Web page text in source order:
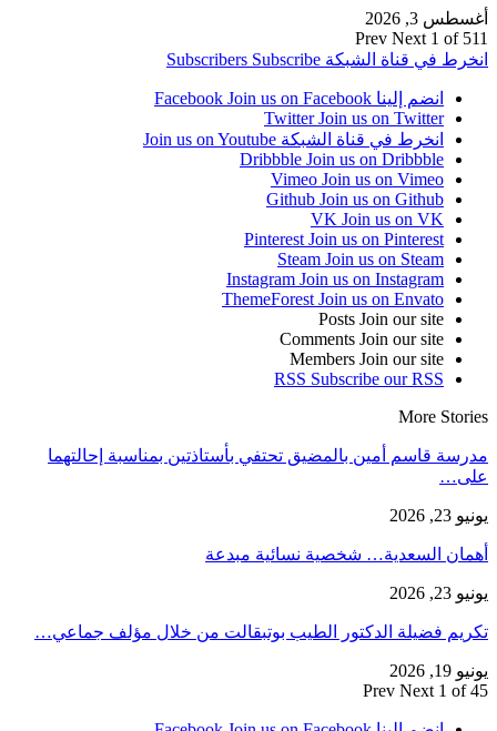
أغسطس 3, 2026
Prev Next 1 of 511
انخرط في قناة الشبكة
Subscribers Subscribe
انضم إلينا Facebook Join us on Facebook
Twitter Join us on Twitter
انخرط في قناة الشبكة Join us on Youtube
Dribbble Join us on Dribbble
Vimeo Join us on Vimeo
Github Join us on Github
VK Join us on VK
Pinterest Join us on Pinterest
Steam Join us on Steam
Instagram Join us on Instagram
ThemeForest Join us on Envato
Posts Join our site
Comments Join our site
Members Join our site
RSS Subscribe our RSS
More Stories
مدرسة قاسم أمين بالمضيق تحتفي بأستاذتين بمناسبة إحالتهما
على…
يونيو 23, 2026
أهمان السعدية… شخصية نسائية مبدعة
يونيو 23, 2026
تكريم فضيلة الدكتور الطيب بوتبقالت من خلال مؤلف جماعي…
يونيو 19, 2026
Prev Next 1 of 45